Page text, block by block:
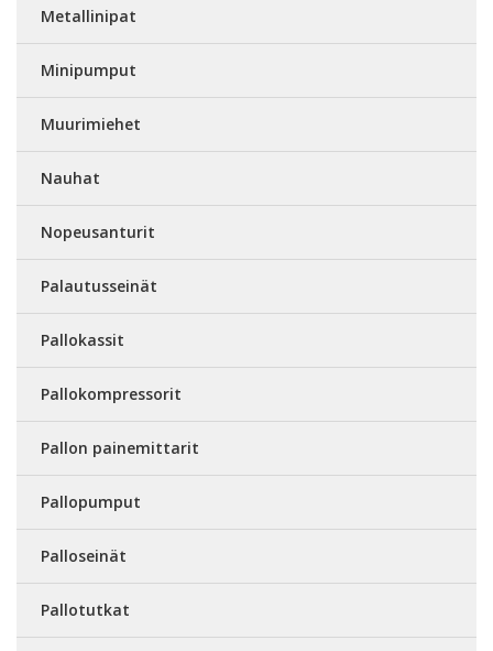
Metallinipat
Minipumput
Muurimiehet
Nauhat
Nopeusanturit
Palautusseinät
Pallokassit
Pallokompressorit
Pallon painemittarit
Pallopumput
Palloseinät
Pallotutkat